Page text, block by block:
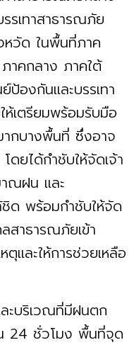
รเทาสาธารณภัย
หวัด ในพื้นที่ภาค
าคกลาง ภาคใต้
ป้องกันและบรรเทา
ห้เตรียมพร้อมรับมือ
กบางพื้นที่ ซึ่งอาจ
ดยได้กำชับให้จัดเจ้า
ณฝน และ
ด พร้อมกำชับให้จัด
สาธารณภัยเข้า
ตุและให้การช่วยเหลือ
ะบริเวณที่มีฝนตก
24 ชั่วโมง พื้นที่จุด